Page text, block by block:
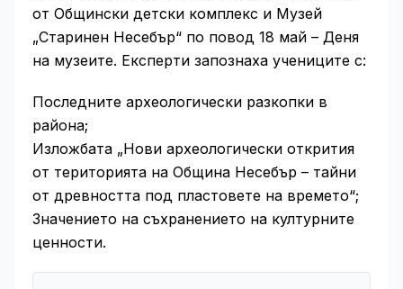
от Общински детски комплекс и Музей
„Старинен Несебър“ по повод 18 май – Деня
на музеите. Експерти запознаха учениците с:
Последните археологически разкопки в
района;
Изложбата „Нови археологически открития
от територията на Община Несебър – тайни
от древността под пластовете на времето“;
Значението на съхранението на културните
ценности.